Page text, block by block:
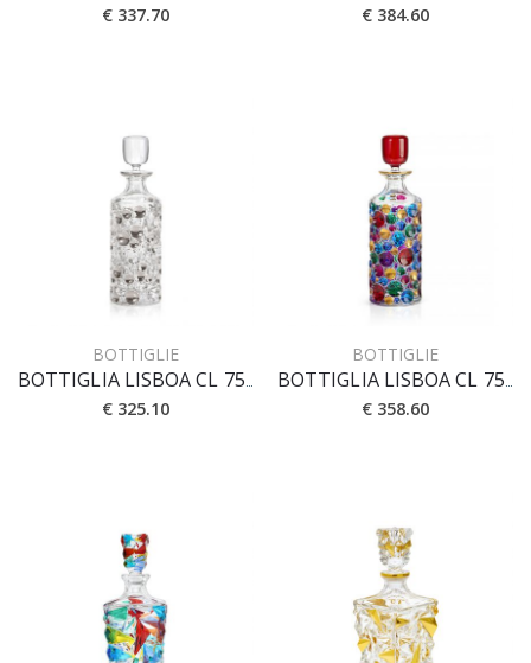
€ 337.70 € 384.60
BOTTIGLIE
BOTTIGLIA LISBOA CL 75 [PLATINO]
€ 325.10
BOTTIGLIE
BOTTIGLIA LISBOA CL 75 [PRESTIGE]
€ 358.60